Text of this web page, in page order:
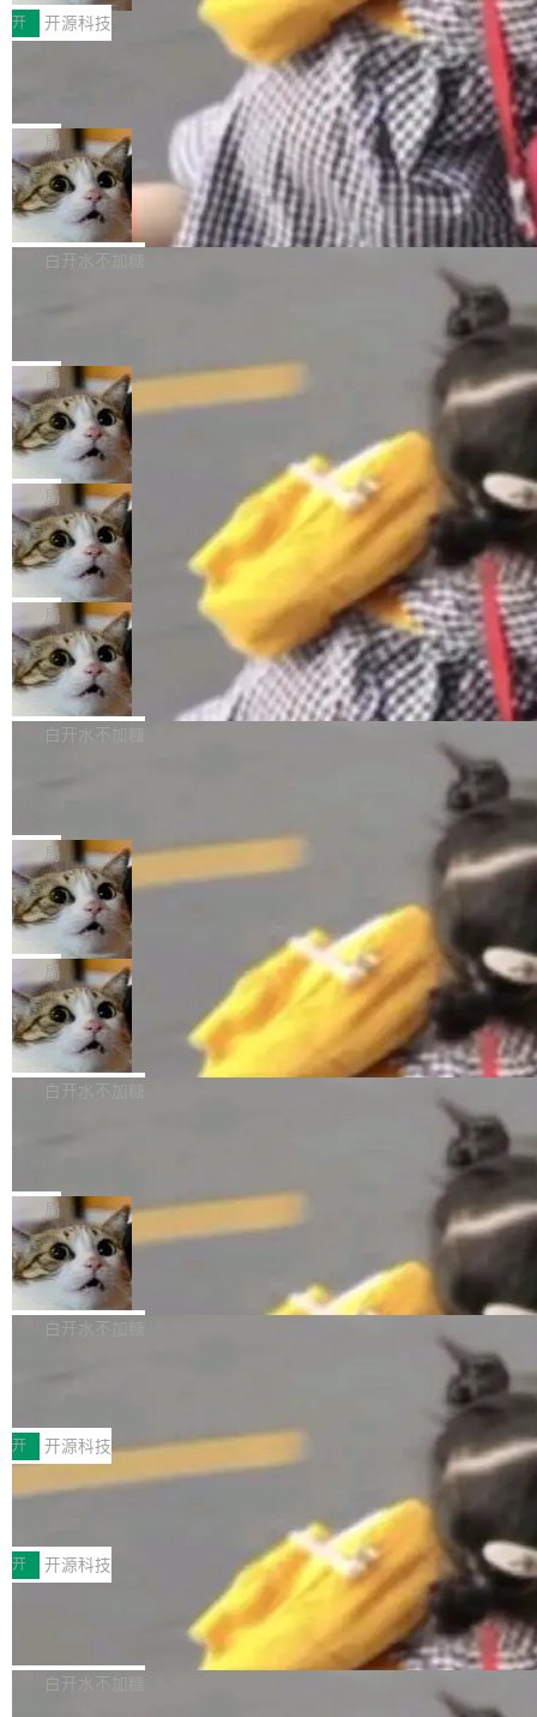
只需要几毫秒的 CPU 时间，但容器从冷启动到
就绪要花数秒。如果未来有十...
文，标题只有六个字：Apple is getting this wro
ng。 然后，它把邮件往来和 iMessage 聊天记
录全贴了出来。 他发错人了 苹果外部律师 Gabr
iel Gross 来自 Weil 律所，2 月 23 日下午 5:53
给 OpenAI 总法律顾问 Che Chang 发了封邮
件，附了一封长信，要求 OpenAI 配合调查前苹
果员工带走机密信...
搭子
I MatePad Edge应用市场，直接下载即可使
用，与鸿蒙电脑上的体验一致。值得一提的是，
这是目前市面上唯一支持平板接入WorkBuddy P
C版的产品，搭载“人机双写”重磅功能——你写
你的，AI写AI的，同屏协作互不干扰。一句话让
AI帮你干活，现在开启全新体验！ 温馨提示：
体验WorkBuddy鸿蒙PC版前，请将 HUAWEI M
atePad Edge 升级至 HarmonyOS 6.1.0.135S
P9 patch03及以上版本。 *升级路径：设置 > 搜
开 开源科技
FFmpeg 9.0 发布：代号“Lei”，以此纪
全球知名开源多媒体框架 FFmpeg 今天正式发
布了 9.0 版本。这个版本除了带来新一代音视频
处理能力和硬件加速支持之外，还有一个特殊之
处：FFmpeg 9.0 的代号是“Lei”。 这个名字，
来自中国开发者雷霄骅（Lei Xiaohua）。 对于
很多中国音视频开发者而言，这个名字并不陌
“启蒙老师”。 而今年，恰好是雷霄骅离世十周
年。FFmpeg 社区最终选择用一个大版本的名
字，留下了这份纪念。 雷霄骅曾是中国传媒大学
数字电视技术方向的博士生，长期从事视频、音
频技...
局
亚马逊成本失控：AI 写代码烧掉 1215
万元，超预算 860%
外媒近日曝光了亚马逊的多份内部报告显示，AI
导致公司在多个项目上超支。《金融时报》报道
编写程序，目标是完成电商平台作者信息与商品
列表的数据匹配 —— 一项常规的数据处理任
务，最终却产生了 180 万美元的账单，实际支出
超出原定预算 860%。 更令人意外的是，该项目
最终并未成功落地，而高额算力消耗持续运行长
达 5 个月，公司直到财务对账时才察觉异常。这
意味着一个无人看管的 AI 程序，在近半年时间
里日夜不停地"烧钱"。 复盘显示，...
白开水不加糖
e CEO Clément Delangue 在 CNBC 的采访里
没有拐弯抹角。他说中国正在赢得 AI 竞赛，而
且按目前的速度，中国 AI 工具预计在今年底或
2027 年就能追上美国前沿实验室的水平。 Dela
ngue 把原因归结为一件事：开放协作。中国的
AI 开发者在一个共享和协作的生态里加速迭代，
而美国模型厂商在"闭门造车"。他的原话是 "buil
ding in silos"——各自为战，互不通气。 这个判
断从他嘴里说出来分量不同。Hugging Face 是
全球最大的开源 AI 平台，上面跑着上百万个模
型。谁在开源赛道上领先，...
局
当 AI agent 把源码变成了最好的扩展系
统，开发者工具必须开源
五年前，David Crawshaw 问过很多软件工程师
一个问题：你写过什么给自己用的程序？答案几
乎都是没有。工程师们整天用别人写的程序写程
序给别人用。偶尔有人自己写个博客系统、智能
家居控制、家庭实验室，都算稀奇事。 Crawsh
aw 是 Shelley 的作者，一个开源 AI coding age
nt。他最近在博客上写了一篇文章，核心论点很
简单：开发者工具必须开源。 理由不是传统的自
由软件情怀，而是一个跟 AI agent 直接相关的
技术判断。 两行 prompt 就能个性化任何软件 C
局
DeepSeek Harness 宣布内测邀请，全
网最大规模开源 Agent 路演现场诞生
一条内测招募帖，发出去的时候大概没人想到它
会变成一场开源 Agent 生态的路演。 8月1日，
DeepSeek Harness 团队负责人崔添翼（tiany
i）在 X 上发帖： 「如果你是 Agent Harness 相
关开源项目的开发者，希望参加 DeepSeek Har
ness 的内测，可以回复或私信联系我。请附上
Harness 负责把能力落到真实环境中——调用工
具、读写文件、管理上下文、处理错误、完成闭
环。崔添翼招人的标...
局
商汤 SenseNova U1.5-Lite-Preview
开源
商汤科技宣布面向社区开源轻量级统一多模态模
型的预览版本 SenseNova U1.5-Lite-Preview。
理解、推理、生成与编辑，还仅以 8B-MoT 的轻
量大小，将能力推进到4K、更精细的真实质感、
更复杂的视觉控制和可持续迭代编辑。 相比 U
1，U1.5-Lite-Preview 在以下方向上带来了显著
提升： 原生支持4K图像生成； 更精细的局部纹
理、细节与真实世界质感； 更准确的中英文文字
生成与复杂版式组织； 更稳定的图...
白开水不加糖
nap。这次是 hwctl——一个用来检查 Ubuntu
硬件认证状态的命令行工具。 Canonical 工程师
Alan Griffiths 在邮件列表中说得很直白：「hwc
tl 是一个 Ubuntu 专有的包，它和它的依赖项都
是 Ubuntu 专有的，不会用在其他发行版上。」
所以 deb 版本的受众实际上为零。既然只有 Ub
untu 用户在用，那用 snap 打包就没什么可纠结
的。 从 deb 到 snap 的迁移路径 hwctl 是 rust-
hwlib 硬件 API 库的一部分，命令行工具负责查
局
Dario Amodei 担心新人来 Anthropic
只为金钱，不为使命
顶级 AI 研究员在两家公司之间来回跳，中间只
隔了几天。 Lilian Weng 上周刚宣布因健康原因
离开 Thinking Machines Lab，说自己作为联合
创始人的角色「太累了」。几天后，The Inform
ation 就曝出她将重回 OpenAI，负责递归自我
改进方向的研究。她是 Thinking Machines 过
一在人才争夺战中失血的公司。六月，Google
连失两员大将：Noam Shazeer 去了 Op...
局
FFmpeg 9.0 发布
FFmpeg 9.0 现已发布，包含多项改进。官方更
新日志列出的 9.0 版本主要更新内容如下： 扩
er HE-AAC 960 解码 (DAB+) transpose_cuda
filter 添加 AMF Frame Rate Converter (vf_frc
_amf) filter SMPTE 2094-50 元数据支持和直
通 ProRes RAW VideoToolbox 硬件加速器 AP
V ...
白开水不加糖
Code 在 X 上发帖：「DeepSeek Flash did 8T
tokens on August 1st. 5T of free usage + 3T
on OpenCode Go.」79.8 万次浏览，连带着 #
DeepSeek一天消耗了8万亿# 上了微博热搜——
注意这是 OpenCode 一家的消耗。 OpenCode
不完。」5T 来自免费额度，3T 来自 Go...
局
NetBSD 11.0 正式发布
NetBSD 11.0 现已正式发布，这是 NetBSD 操
作系统的第十八个主要版本。 自 NetBSD 10.1
ve JH71XX 的设备，例如 VisionFive 2、PINE
64 STAR64，以及 QEMU。 增强了对 POSIX.1
-2024 和 C23 编程接口标准的兼容性。 compat
_linux(8) 增强了对 Linux 系统调用的支持，包
括 epoll（围绕 kqueue 实现）、POSIX 消息队
列、...
白开水不加糖
案
享会在上海举办。鸿蒙生态的全场景智慧营销平
台鲸鸿动能协同华为游戏中心，面向游戏行业开
发者及生态伙伴，系统呈现了平台在游戏领域的
完整能力版图——从IAP高价值用户的全周期经
营、到IAA游戏的“买变一体”正循环、再到联运与
广告协同的全链路经营闭环，以及面向全球市场
的出海增长布局。 华为终端云业务商业化销售负
责人在开场致辞中表示，游戏开发者的核心诉求
已不再是“多一个投放渠道”，而是一套能够持续
开 开源科技
技嘉X3D系列再添新成员 B850 AORU
面向AMD Ryzen X3D处理器玩家，技嘉X3D系
列主板阵容迎来新成员——B850 AORUS ELITE
X3D。作为面向主流高性能平台打造的全新主板
产品，B850 AORUS ELITE X3D延续技嘉在X3
D平台优化上的技术积累，旨在为游戏玩家带来
更稳定、更高效的装机选择。 B850 AORUS ELI
开 开源科技
Zadig v5.0 发布：AI 发布专员与 AI 审
我们团队这几天最大的卡点不是 AI 写得不够
好，是 AI 写得太好了。 好到审查排期从两天的
白开水不加糖